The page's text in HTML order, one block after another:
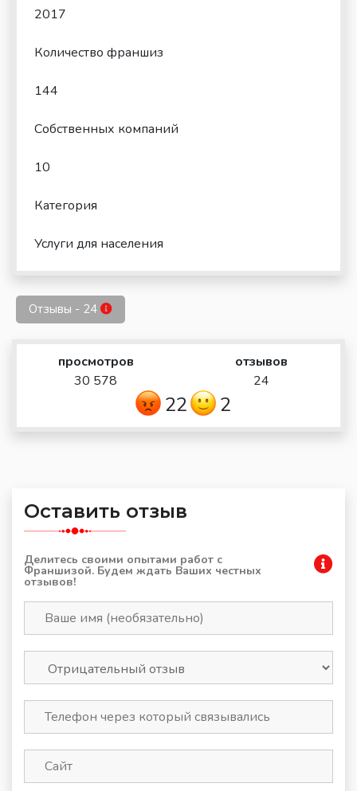
2017
Количество франшиз
144
Собственных компаний
10
Категория
Услуги для населения
Отзывы - 24
просмотров
30 578
отзывов
24
22 2
Оставить отзыв
Делитесь своими опытами работ с
Франшизой. Будем ждать Ваших честных
отзывов!